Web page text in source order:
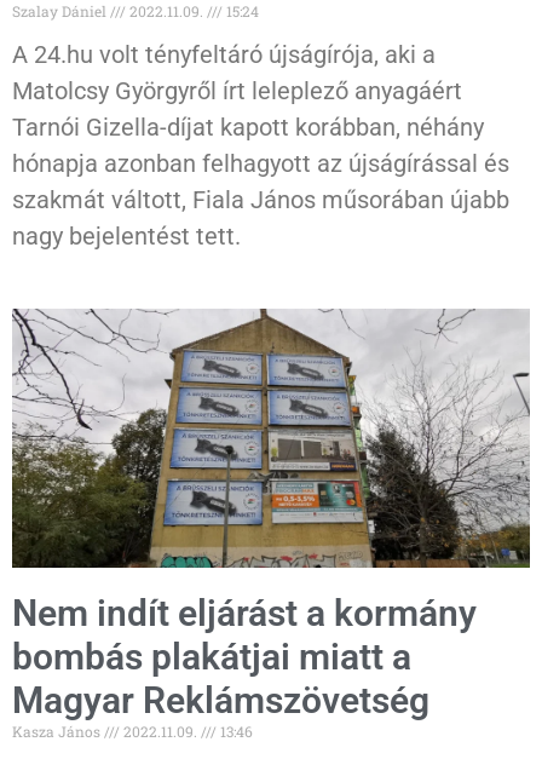
Szalay Dániel 2022.11.09. 15:24
A 24.hu volt tényfeltáró újságírója, aki a
Matolcsy Györgyről írt leleplező anyagáért
Tarnói Gizella-díjat kapott korábban, néhány
hónapja azonban felhagyott az újságírással és
szakmát váltott, Fiala János műsorában újabb
nagy bejelentést tett.
Nem indít eljárást a kormány
bombás plakátjai miatt a
Magyar Reklámszövetség
Kasza János 2022.11.09. 13:46